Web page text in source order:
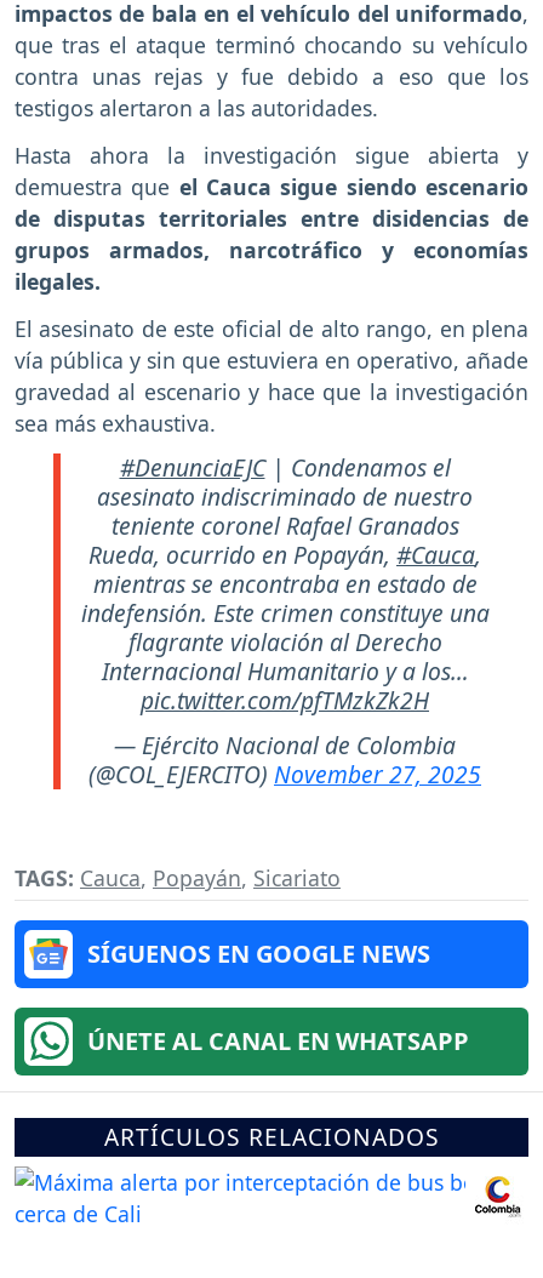
impactos de bala en el vehículo del uniformado,
que tras el ataque terminó chocando su vehículo
contra unas rejas y fue debido a eso que los
testigos alertaron a las autoridades.
Hasta ahora la investigación sigue abierta y
demuestra que el Cauca sigue siendo escenario
de disputas territoriales entre disidencias de
grupos armados, narcotráfico y economías
ilegales.
El asesinato de este oficial de alto rango, en plena
vía pública y sin que estuviera en operativo, añade
gravedad al escenario y hace que la investigación
sea más exhaustiva.
#DenunciaEJC| Condenamos el
asesinato indiscriminado de nuestro
teniente coronel Rafael Granados
Rueda, ocurrido en Popayán, #Cauca,
mientras se encontraba en estado de
indefensión. Este crimen constituye una
flagrante violación al Derecho
Internacional Humanitario y a los…
pic.twitter.com/pfTMzkZk2H
— Ejército Nacional de Colombia
(@COL_EJERCITO) November 27, 2025
TAGS: Cauca, Popayán, Sicariato
SÍGUENOS EN GOOGLE NEWS
ÚNETE AL CANAL EN WHATSAPP
ARTÍCULOS RELACIONADOS